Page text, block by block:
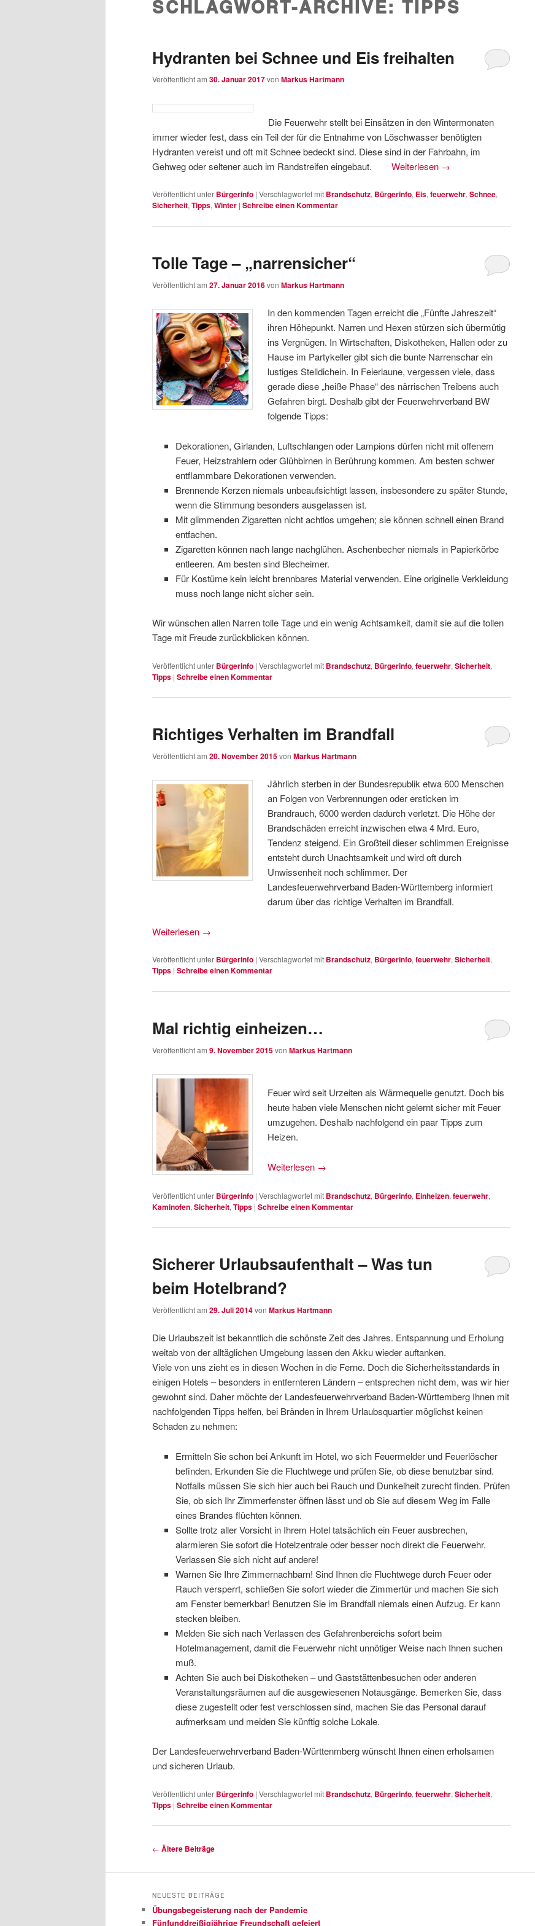
wechseln
Inhalt
SCHLAGWORT-ARCHIVE: TIPPS
Hydranten bei Schnee und Eis freihalten
Veröffentlicht am 30. Januar 2017von Markus Hartmann
Die Feuerwehr stellt bei Einsätzen in den Wintermonaten
immer wieder fest, dass ein Teil der für die Entnahme von Löschwasser benötigten
Hydranten vereist und oft mit Schnee bedeckt sind. Diese sind in der Fahrbahn, im
Gehweg oder seltener auch im Randstreifen eingebaut. Weiterlesen →
Veröffentlicht unter Bürgerinfo | Verschlagwortet mit Brandschutz, Bürgerinfo, Eis,feuerwehr,Schnee,
Sicherheit,Tipps,Winter | Schreibe einen Kommentar
Tolle Tage – „narrensicher“
Veröffentlicht am 27. Januar 2016von Markus Hartmann
In den kommenden Tagen erreicht die „Fünfte Jahreszeit“
ihren Höhepunkt. Narren und Hexen stürzen sich übermütig
ins Vergnügen. In Wirtschaften, Diskotheken, Hallen oder zu
Hause im Partykeller gibt sich die bunte Narrenschar ein
lustiges Stelldichein. In Feierlaune, vergessen viele, dass
gerade diese „heiße Phase“ des närrischen Treibens auch
Gefahren birgt. Deshalb gibt der Feuerwehrverband BW
folgende Tipps:
Dekorationen, Girlanden, Luftschlangen oder Lampions dürfen nicht mit offenem
Feuer, Heizstrahlern oder Glühbirnen in Berührung kommen. Am besten schwer
entflammbare Dekorationen verwenden.
Brennende Kerzen niemals unbeaufsichtigt lassen, insbesondere zu später Stunde,
wenn die Stimmung besonders ausgelassen ist.
Mit glimmenden Zigaretten nicht achtlos umgehen; sie können schnell einen Brand
entfachen.
Zigaretten können nach lange nachglühen. Aschenbecher niemals in Papierkörbe
entleeren. Am besten sind Blecheimer.
Für Kostüme kein leicht brennbares Material verwenden. Eine originelle Verkleidung
muss noch lange nicht sicher sein.
Wir wünschen allen Narren tolle Tage und ein wenig Achtsamkeit, damit sie auf die tollen
Tage mit Freude zurückblicken können.
Veröffentlicht unter Bürgerinfo | Verschlagwortet mit Brandschutz, Bürgerinfo, feuerwehr, Sicherheit,
Tipps | Schreibe einen Kommentar
Richtiges Verhalten im Brandfall
Veröffentlicht am 20. November 2015von Markus Hartmann
Jährlich sterben in der Bundesrepublik etwa 600 Menschen
an Folgen von Verbrennungen oder ersticken im
Brandrauch, 6000 werden dadurch verletzt. Die Höhe der
Brandschäden erreicht inzwischen etwa 4 Mrd. Euro,
Tendenz steigend. Ein Großteil dieser schlimmen Ereignisse
entsteht durch Unachtsamkeit und wird oft durch
Unwissenheit noch schlimmer. Der
Landesfeuerwehrverband Baden-Württemberg informiert
darum über das richtige Verhalten im Brandfall.
Weiterlesen →
Veröffentlicht unter Bürgerinfo | Verschlagwortet mit Brandschutz, Bürgerinfo, feuerwehr, Sicherheit,
Tipps | Schreibe einen Kommentar
Mal richtig einheizen…
Veröffentlicht am 9. November 2015von Markus Hartmann
Feuer wird seit Urzeiten als Wärmequelle genutzt. Doch bis
heute haben viele Menschen nicht gelernt sicher mit Feuer
umzugehen. Deshalb nachfolgend ein paar Tipps zum
Heizen.
Weiterlesen →
Veröffentlicht unter Bürgerinfo | Verschlagwortet mit Brandschutz, Bürgerinfo, Einheizen, feuerwehr,
Kaminofen, Sicherheit, Tipps | Schreibe einen Kommentar
Sicherer Urlaubsaufenthalt – Was tun
beim Hotelbrand?
Veröffentlicht am 29. Juli 2014von Markus Hartmann
Die Urlaubszeit ist bekanntlich die schönste Zeit des Jahres. Entspannung und Erholung
weitab von der alltäglichen Umgebung lassen den Akku wieder auftanken.
Viele von uns zieht es in diesen Wochen in die Ferne. Doch die Sicherheitsstandards in
einigen Hotels – besonders in entfernteren Ländern – entsprechen nicht dem, was wir hier
gewohnt sind. Daher möchte der Landesfeuerwehrverband Baden-Württemberg Ihnen mit
nachfolgenden Tipps helfen, bei Bränden in Ihrem Urlaubsquartier möglichst keinen
Schaden zu nehmen:
Ermitteln Sie schon bei Ankunft im Hotel, wo sich Feuermelder und Feuerlöscher
befinden. Erkunden Sie die Fluchtwege und prüfen Sie, ob diese benutzbar sind.
Notfalls müssen Sie sich hier auch bei Rauch und Dunkelheit zurecht finden. Prüfen
Sie, ob sich Ihr Zimmerfenster öffnen lässt und ob Sie auf diesem Weg im Falle
eines Brandes flüchten können.
Sollte trotz aller Vorsicht in Ihrem Hotel tatsächlich ein Feuer ausbrechen,
alarmieren Sie sofort die Hotelzentrale oder besser noch direkt die Feuerwehr.
Verlassen Sie sich nicht auf andere!
Warnen Sie Ihre Zimmernachbarn! Sind Ihnen die Fluchtwege durch Feuer oder
Rauch versperrt, schließen Sie sofort wieder die Zimmertür und machen Sie sich
am Fenster bemerkbar! Benutzen Sie im Brandfall niemals einen Aufzug. Er kann
stecken bleiben.
Melden Sie sich nach Verlassen des Gefahrenbereichs sofort beim
Hotelmanagement, damit die Feuerwehr nicht unnötiger Weise nach Ihnen suchen
muß.
Achten Sie auch bei Diskotheken – und Gaststättenbesuchen oder anderen
Veranstaltungsräumen auf die ausgewiesenen Notausgänge. Bemerken Sie, dass
diese zugestellt oder fest verschlossen sind, machen Sie das Personal darauf
aufmerksam und meiden Sie künftig solche Lokale.
Der Landesfeuerwehrverband Baden-Württenmberg wünscht Ihnen einen erholsamen
und sicheren Urlaub.
Veröffentlicht unter Bürgerinfo | Verschlagwortet mit Brandschutz, Bürgerinfo, feuerwehr, Sicherheit,
Tipps | Schreibe einen Kommentar
Beitragsnavigation
← Ältere Beiträge
NEUESTE BEITRÄGE
Übungsbegeisterung nach der Pandemie
Fünfunddreißigjährige Freundschaft gefeiert